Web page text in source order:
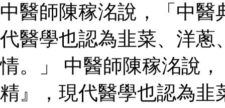
中醫師陳稼洺說，「中
代醫學也認為韭菜、洋蔥
情。」 中醫師陳稼洺說
精』，現代醫學也認為韭